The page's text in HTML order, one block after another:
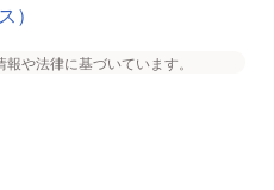
）
や法律に基づいています。